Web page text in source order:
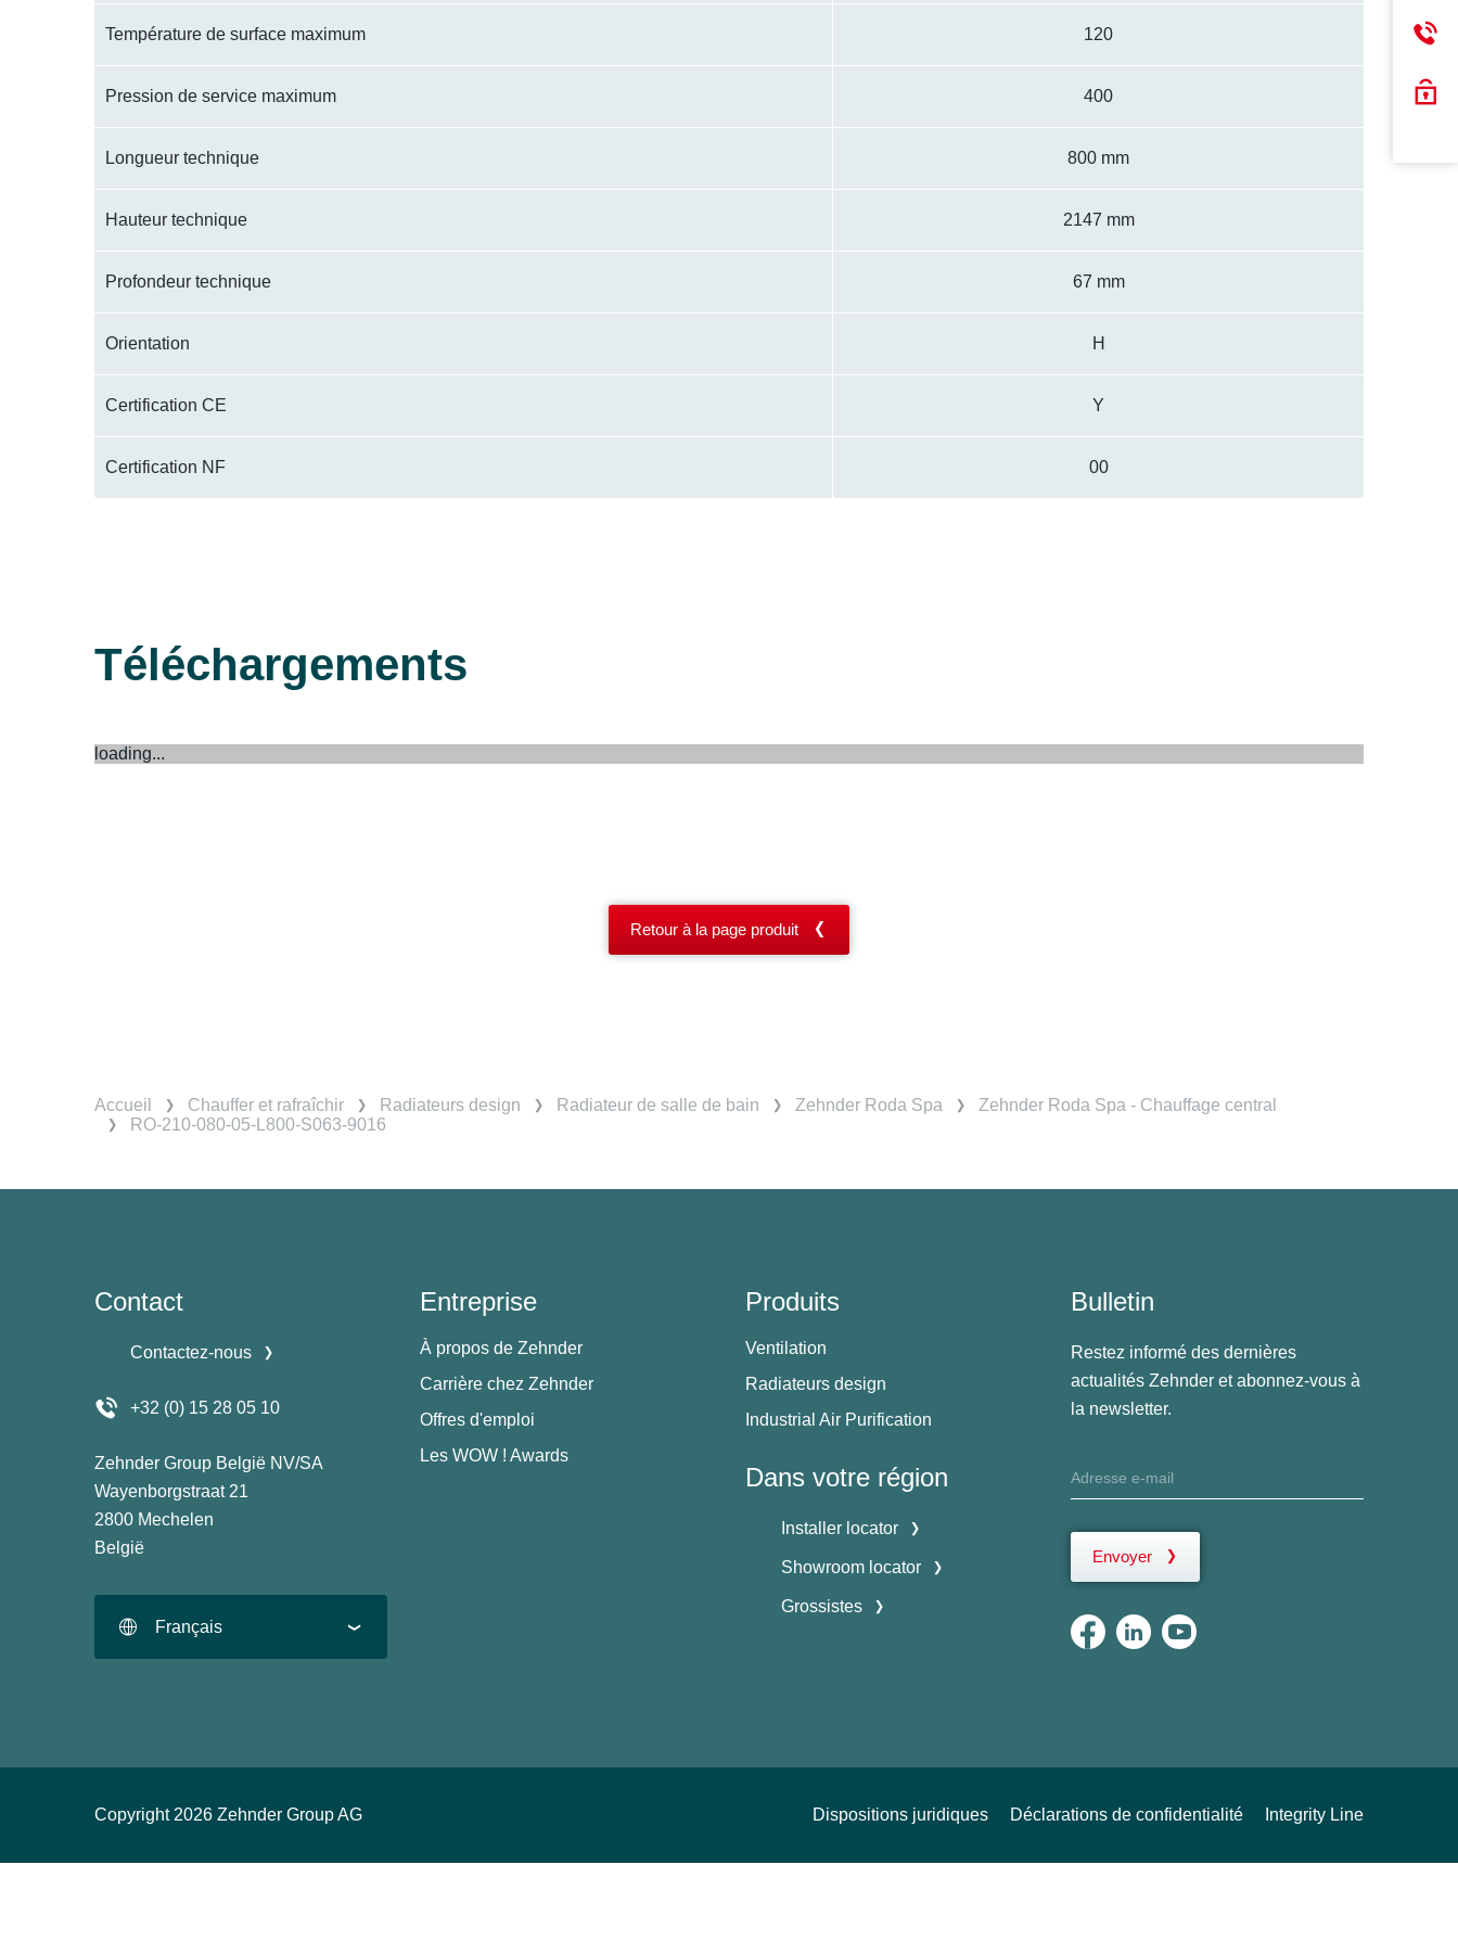
Température de surface maximum 120
Pression de service maximum 400
Longueur technique 800 mm
Hauteur technique 2147 mm
Profondeur technique 67 mm
Orientation H
Certification CE Y
Certification NF 00
Téléchargements
loading...
Retour à la page produit
Accueil Chauffer et rafraîchir Radiateurs design Radiateur de salle de bain Zehnder Roda Spa
Zehnder Roda Spa - Chauffage central
RO-210-080-05-L800-S063-9016
Contact
Contactez-nous
+32 (0) 15 28 05 10
Zehnder Group België NV/SA
Wayenborgstraat 21
2800 Mechelen
België
Français
Entreprise
À propos de Zehnder
Carrière chez Zehnder
Offres d'emploi
Les WOW ! Awards
Produits
Ventilation
Radiateurs design
Industrial Air Purification
Dans votre région
Installer locator
Showroom locator
Grossistes
Bulletin
Restez informé des dernières
actualités Zehnder et abonnez-vous à
la newsletter.
Envoyer
Copyright 2026 Zehnder Group AG Dispositions juridiques Déclarations de confidentialité Integrity Line